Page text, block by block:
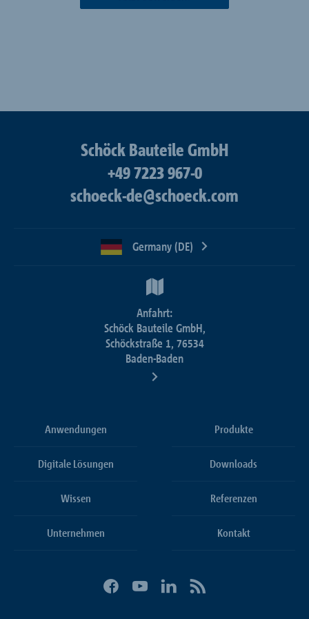
Schöck Bauteile GmbH
+49 7223 967-0
schoeck-de@schoeck.com
Germany (DE)
Anfahrt:
Schöck Bauteile GmbH,
Schöckstraße 1, 76534
Baden-Baden
Anwendungen Produkte
Digitale Lösungen Downloads
Wissen Referenzen
Unternehmen Kontakt